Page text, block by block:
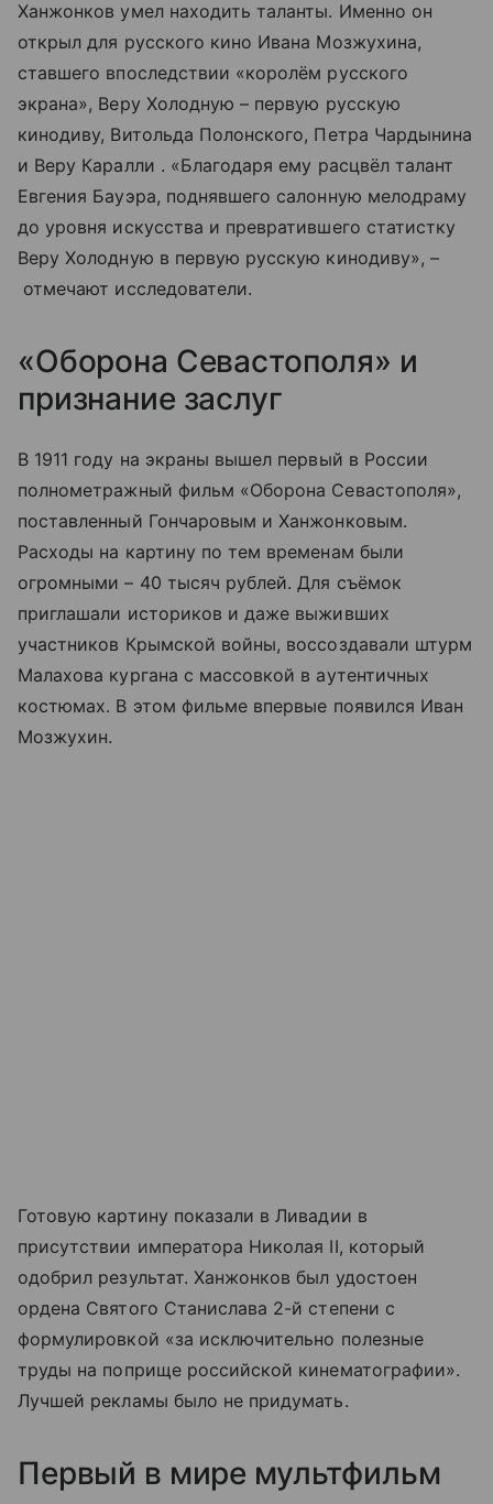
Ханжонков умел находить таланты. Именно он
открыл для русского кино Ивана Мозжухина,
ставшего впоследствии «королём русского
экрана», Веру Холодную – первую русскую
кинодиву, Витольда Полонского, Петра Чардынина
и Веру Каралли . «Благодаря ему расцвёл талант
Евгения Бауэра, поднявшего салонную мелодраму
до уровня искусства и превратившего статистку
Веру Холодную в первую русскую кинодиву», –
отмечают исследователи.
«Оборона Севастополя» и
признание заслуг
В 1911 году на экраны вышел первый в России
полнометражный фильм «Оборона Севастополя»,
поставленный Гончаровым и Ханжонковым.
Расходы на картину по тем временам были
огромными – 40 тысяч рублей. Для съёмок
приглашали историков и даже выживших
участников Крымской войны, воссоздавали штурм
Малахова кургана с массовкой в аутентичных
костюмах. В этом фильме впервые появился Иван
Мозжухин.
Готовую картину показали в Ливадии в
присутствии императора Николая II, который
одобрил результат. Ханжонков был удостоен
ордена Святого Станислава 2-й степени с
формулировкой «за исключительно полезные
труды на поприще российской кинематографии».
Лучшей рекламы было не придумать.
Первый в мире мультфильм